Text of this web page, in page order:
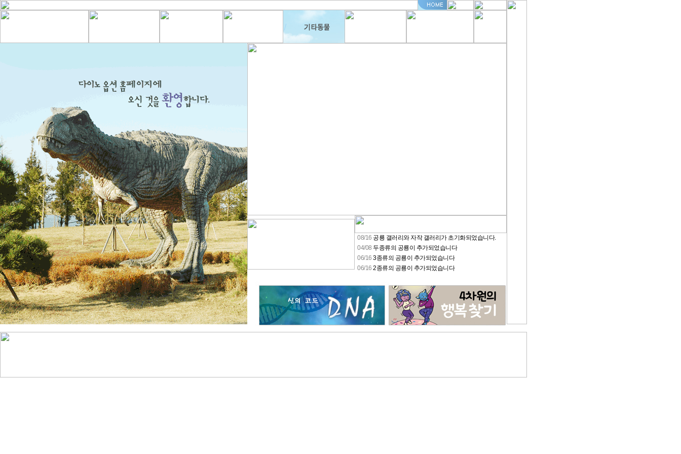
08/16 공룡 갤러리와 자작 갤러리가 초기화되었습니다.
04/08 두종류의 공룡이 추가되었습니다
06/16 3종류의 공룡이 추가되었습니다
06/16 2종류의 공룡이 추가되었습니다